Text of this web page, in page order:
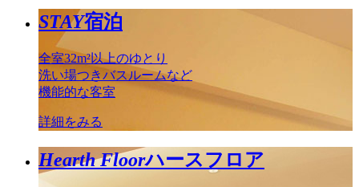
STAY宿泊
全室32m²以上のゆとり
洗い場つきバスルームなど
機能的な客室
詳細をみる
Hearth Floorハースフロア